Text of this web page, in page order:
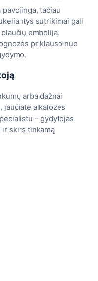
tačiau
sutrikimai gali
embolija.
priklauso nuo
arba dažnai
jaučiate alkalozės
– gydytojas
skirs tinkamą